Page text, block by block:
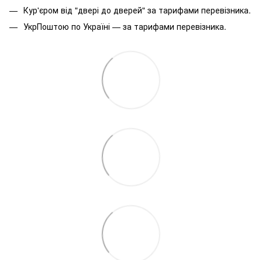
Кур'єром від "двері до дверей" за тарифами перевізника.
УкрПоштою по Україні — за тарифами перевізника.